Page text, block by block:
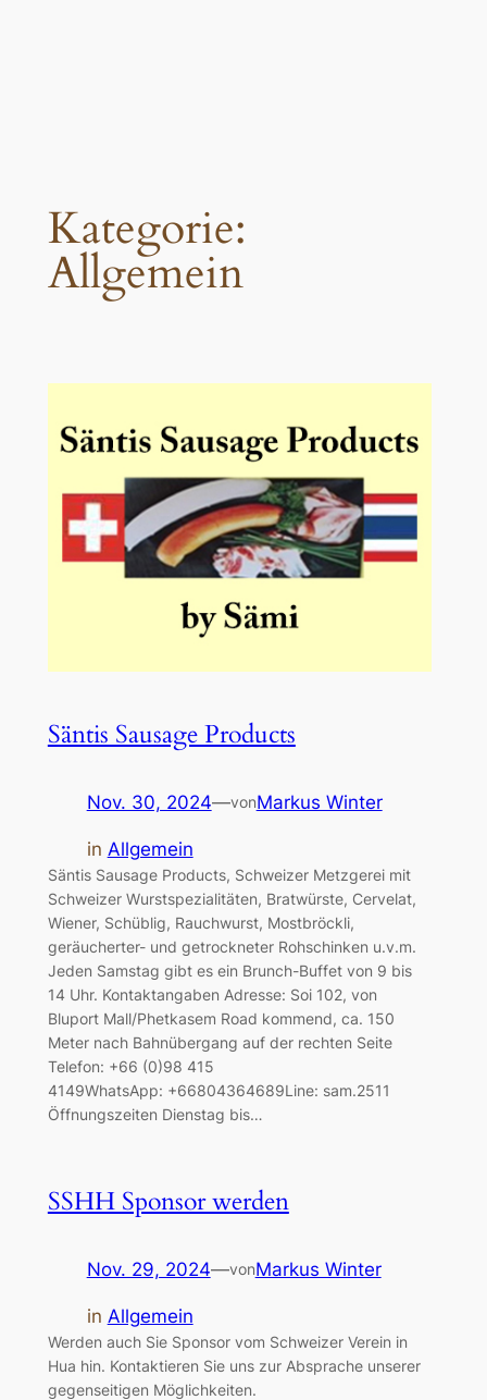
Kategorie:
Allgemein
Säntis Sausage Products
Nov. 30, 2024—vonMarkus Winter
in Allgemein
Säntis Sausage Products, Schweizer Metzgerei mit
Schweizer Wurstspezialitäten, Bratwürste, Cervelat,
Wiener, Schüblig, Rauchwurst, Mostbröckli,
geräucherter- und getrockneter Rohschinken u.v.m.
Jeden Samstag gibt es ein Brunch-Buffet von 9 bis
14 Uhr. Kontaktangaben Adresse: Soi 102, von
Bluport Mall/Phetkasem Road kommend, ca. 150
Meter nach Bahnübergang auf der rechten Seite
Telefon: +66 (0)98 415
4149WhatsApp: +66804364689Line: sam.2511
Öffnungszeiten Dienstag bis…
SSHH Sponsor werden
Nov. 29, 2024—vonMarkus Winter
in Allgemein
Werden auch Sie Sponsor vom Schweizer Verein in
Hua hin. Kontaktieren Sie uns zur Absprache unserer
gegenseitigen Möglichkeiten.